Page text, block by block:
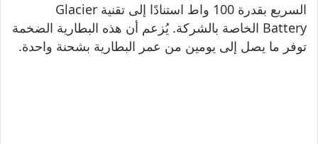
السريع بقدرة 100 واط استنادًا إلى تقنية Glacier
Battery الخاصة بالشركة. يُزعم أن هذه البطارية الضخمة
توفر ما يصل إلى يومين من عمر البطارية بشحنة واحدة.